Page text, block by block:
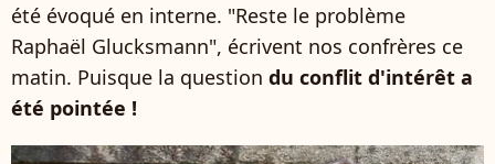
été évoqué en interne. "Reste le problème
Raphaël Glucksmann", écrivent nos confrères ce
matin. Puisque la question du conflit d'intérêt a
été pointée !